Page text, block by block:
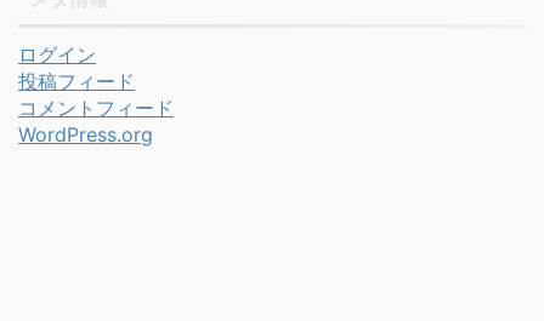
ログイン
投稿フィード
コメントフィード
WordPress.org